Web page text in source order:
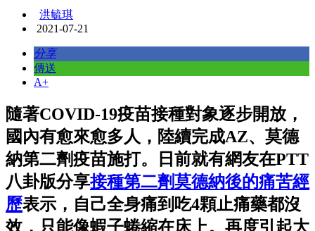
洪毓琪
2021-07-21
分享
傳送
A+
隨著COVID-19疫苗接種對象逐步開放，
國內有愈來愈多人，陸續完成AZ、莫德
納第二劑疫苗施打。日前就有網友在PTT
八卦版分享接種第二劑莫德納後的痛苦經
歷表示，自己全身痛到吃4顆止痛藥都沒
效，只能像蝦子蜷縮在床上。再度引起大